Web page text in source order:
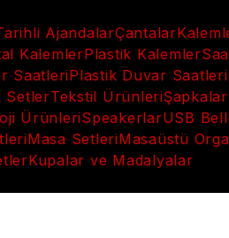
AjandalarÇantalar
KalemlerPlastik Kalemler
SaatleriPlastik Duvar Saatleri
SetlerTekstil ÜrünleriŞapkalar
ÜrünleriSpeakerlarUSB
Masa SetleriMasaüstü
Kupalar ve Madalyalar